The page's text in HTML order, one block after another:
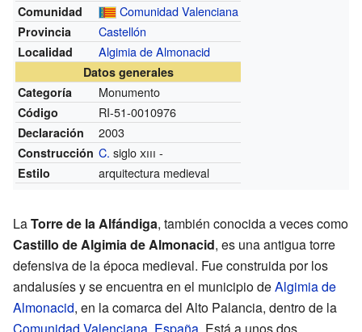
Comunidad Comunidad Valenciana
Provincia Castellón
Localidad Algimia de Almonacid
Datos generales
Categoría
Monumento
Código RI-51-0010976
Declaración 2003
Construcción C. sigloxiii -
Estilo arquitectura medieval
LaTorre de la Alfándiga, también conocida a veces como
Castillo de Algimia de Almonacid, es una antigua torre
defensiva de la época medieval. Fue construida por los
andalusíes y se encuentra en el municipio deAlgimia de
Almonacid, en la comarca del Alto Palancia, dentro de la
Comunidad Valenciana, España. Está a unos dos